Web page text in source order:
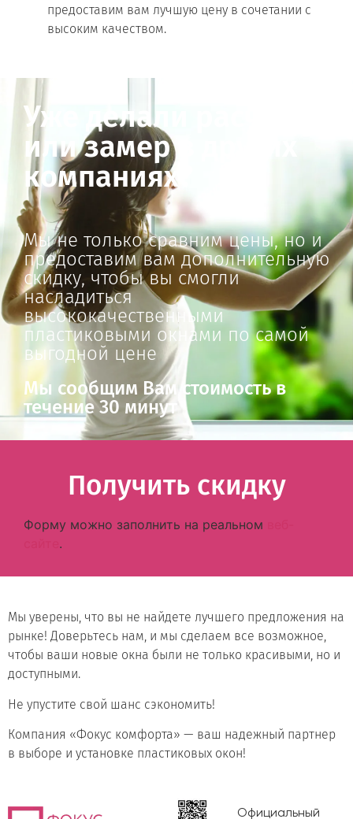
предоставим вам лучшую цену в сочетании с
высоким качеством.
Уже делали расчет
или замер в других
компаниях?
Мы не только сравним цены, но и
предоставим вам дополнительную
скидку, чтобы вы смогли
насладиться
высококачественными
пластиковыми окнами по самой
выгодной цене
Мы сообщим Вам стоимость в
течениe 30 минут
Получить скидку
Форму можно заполнить на реальном
.
Мы уверены, что вы не найдете лучшего предложения на
рынке! Доверьтесь нам, и мы сделаем все возможное,
чтобы ваши новые окна были не только красивыми, но и
доступными.
Не упустите свой шанс сэкономить!
Компания «Фокус комфорта» — ваш надежный партнер
в выборе и установке пластиковых окон!
Официальный